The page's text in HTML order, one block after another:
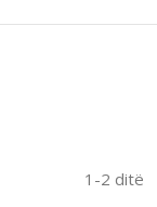
1-2 ditë